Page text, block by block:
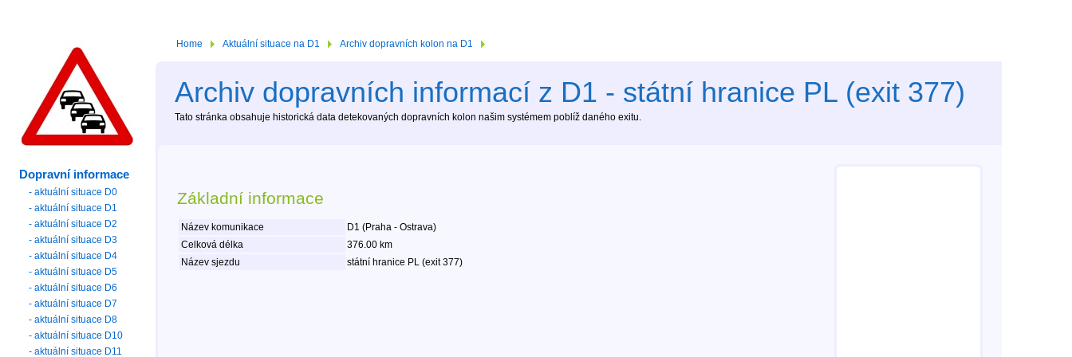
Home Aktuální situace na D1 Archiv dopravních kolon na D1
Archiv dopravních informací z D1 - státní hranice PL (exit 377)
Tato stránka obsahuje historická data detekovaných dopravních kolon našim systémem poblíž daného exitu.
Základní informace
Název komunikace
D1 (Praha - Ostrava)
Celková délka
376.00 km
Název sjezdu
státní hranice PL (exit 377)
Dopravní informace
- aktuální situace D0
- aktuální situace D1
- aktuální situace D2
- aktuální situace D3
- aktuální situace D4
- aktuální situace D5
- aktuální situace D6
- aktuální situace D7
- aktuální situace D8
- aktuální situace D10
- aktuální situace D11